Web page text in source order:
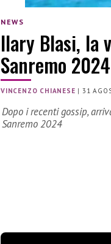
NEWS
Ilary Blasi, la
Sanremo 2024
VINCENZO CHIANESE |31
Dopo i recenti gossip,
Sanremo 2024